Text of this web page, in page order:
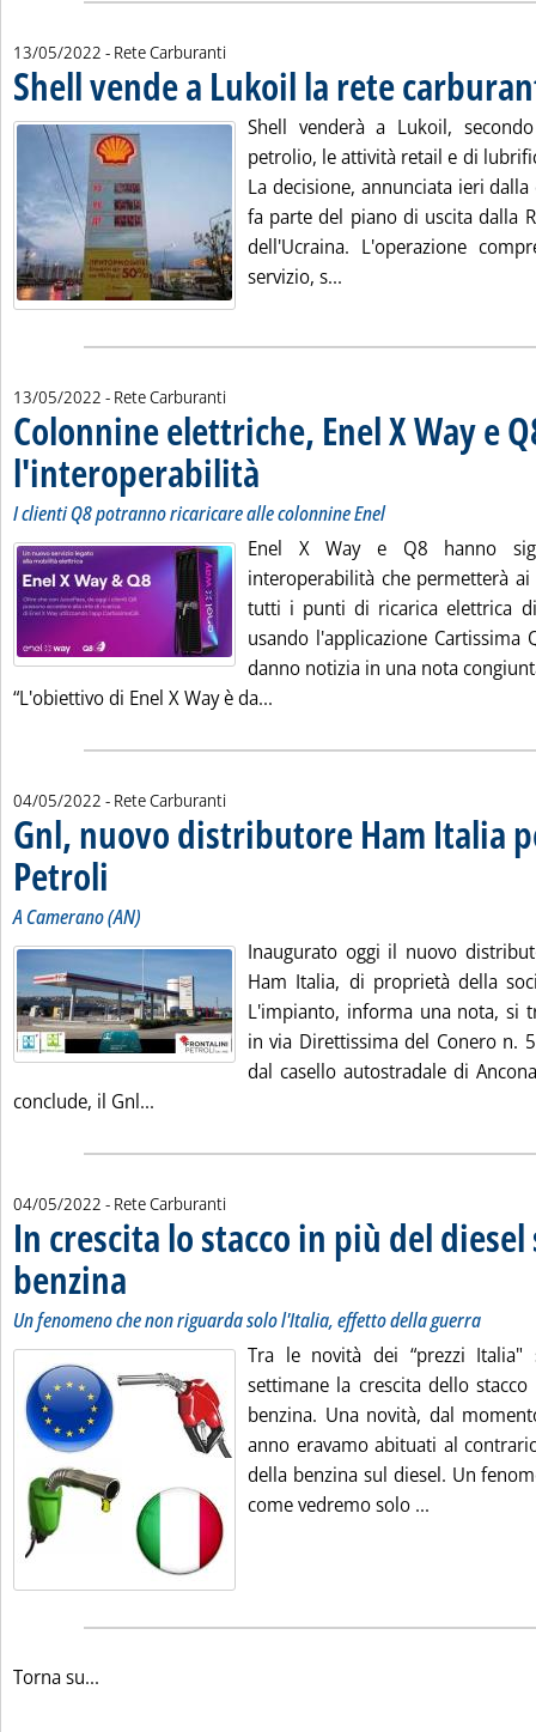
13/05/2022 - Rete Carburanti
Shell vende a Lukoil la rete
Shell venderà a Lukoil,
petrolio, le attività retail e di
La decisione, annunciata ieri
fa parte del piano di uscita dalla
dell'Ucraina. L'operazione
servizio, s...
13/05/2022 - Rete Carburanti
Colonnine elettriche, Enel X Way e
l'interoperabilità . Sottotitolo: I clienti Q8 potranno ricaricare
. Pubblicata venerdì 13 maggio 2022 alle 9.40.
I clienti Q8 potranno ricaricare alle colonnine Enel
Enel X Way e Q8 hanno
interoperabilità che permetterà
tutti i punti di ricarica elettrica
usando l'applicazione Cartissima
danno notizia in una nota
“L'obiettivo di Enel X Way è da...
04/05/2022 - Rete Carburanti
Gnl, nuovo distributore Ham Italia
Petroli
A Camerano (AN)
Inaugurato oggi il nuovo
Ham Italia, di proprietà della
L'impianto, informa una nota, si
in via Direttissima del Conero n.
dal casello autostradale di
conclude, il Gnl...
04/05/2022 - Rete Carburanti
In crescita lo stacco in più del diesel
benzina . Sottotitolo: Un fenomeno che non riguarda solo l'Italia, effetto della
. Pubblicata mercoledì 04 maggio 2022 alle 12.28.
Un fenomeno che non riguarda solo l'Italia, effetto della guerra
Tra le novità dei “prezzi Italia"
settimane la crescita dello
benzina. Una novità, dal
anno eravamo abituati al
della benzina sul diesel. Un
come vedremo solo ...
Torna su...